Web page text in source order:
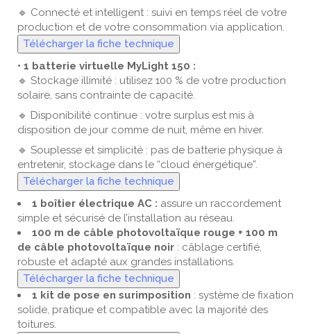
🔹 Connecté et intelligent : suivi en temps réel de votre
production et de votre consommation via application.
Télécharger la fiche technique
• 1 batterie virtuelle MyLight 150 :
🔹 Stockage illimité : utilisez 100 % de votre production
solaire, sans contrainte de capacité.
🔹 Disponibilité continue : votre surplus est mis à
disposition de jour comme de nuit, même en hiver.
🔹 Souplesse et simplicité : pas de batterie physique à
entretenir, stockage dans le “cloud énergétique”.
Télécharger la fiche technique
1 boîtier électrique AC : assure un raccordement
simple et sécurisé de l’installation au réseau.
100 m de câble photovoltaïque rouge + 100 m
de câble photovoltaïque noir : câblage certifié,
robuste et adapté aux grandes installations.
Télécharger la fiche technique
1 kit de pose en surimposition : système de fixation
solide, pratique et compatible avec la majorité des
toitures.